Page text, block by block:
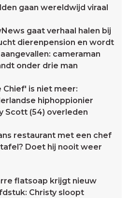
gaan wereldwijd viraal
gaat verhaal halen bij
dierenpension en wordt
cameraman
onder drie man
Chief' is niet meer:
hiphoppionier
Scott (54) overleden
restaurant met een chef
Doet hij nooit weer
flatsoap krijgt nieuw
Christy sloopt